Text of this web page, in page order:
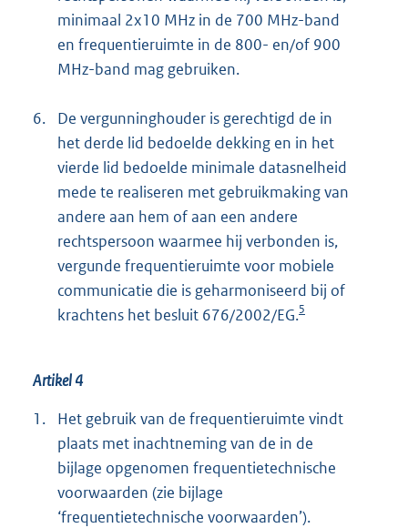
minimaal 2x10 MHz in de 700 MHz-band
en frequentieruimte in de 800- en/of 900
MHz-band mag gebruiken.
6.
De vergunninghouder is gerechtigd de in
het derde lid bedoelde dekking en in het
vierde lid bedoelde minimale datasnelheid
mede te realiseren met gebruikmaking van
andere aan hem of aan een andere
rechtspersoon waarmee hij verbonden is,
vergunde frequentieruimte voor mobiele
communicatie die is geharmoniseerd bij of
krachtens het besluit 676/2002/EG.5
Artikel 4
1.
Het gebruik van de frequentieruimte vindt
plaats met inachtneming van de in de
bijlage opgenomen frequentietechnische
voorwaarden (zie bijlage
‘frequentietechnische voorwaarden’).